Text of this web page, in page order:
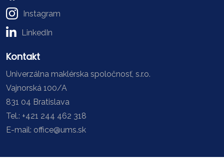
Instagram
LinkedIn
Kontakt
Univerzálna maklérska spoločnosť, s.r.o.
Vajnorská 100/A
831 04 Bratislava
Tel.: +421 244 462 318
E-mail: office@ums.sk